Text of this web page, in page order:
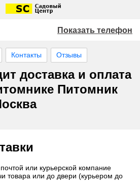
Показать телефон
Контакты Отзывы
доставка и оплата
Питомник
или курьерской компание
товара или до двери (курьером до